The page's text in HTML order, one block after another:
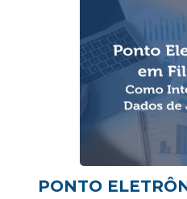
PONTO